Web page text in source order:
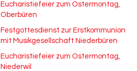
Eucharistiefeier zum Ostermontag,
Oberbüren
Festgottesdienst zur Erstkommunion
mit Musikgesellschaft Niederbüren
Eucharistiefeier zum Ostermontag,
Niederwil